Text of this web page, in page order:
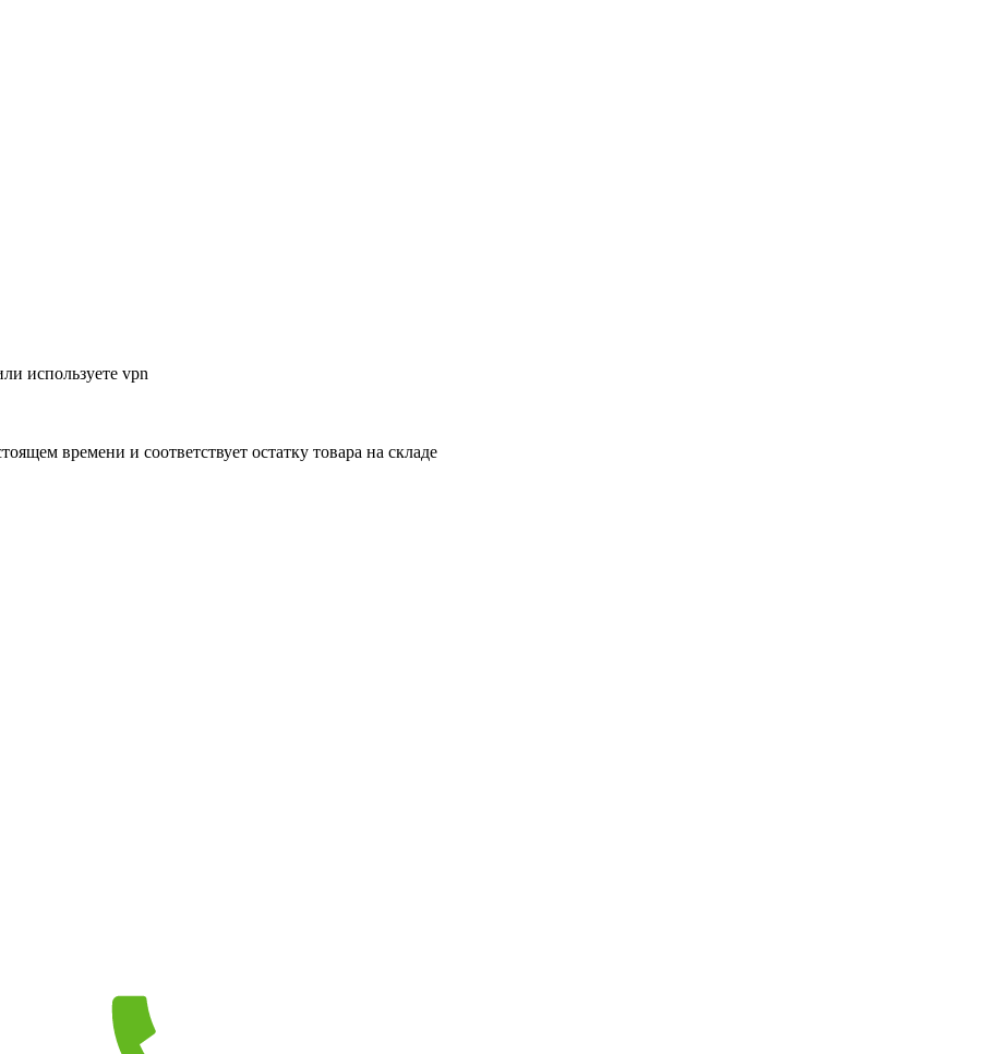
используете vpn
времени и соответствует остатку товара на складе